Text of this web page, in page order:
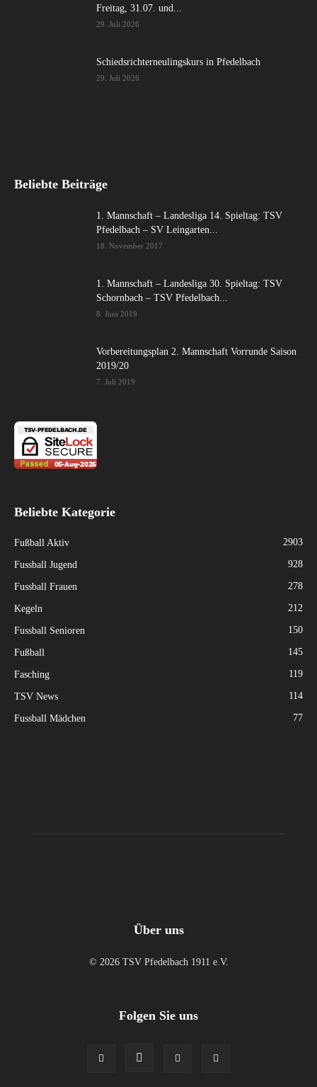
Freitag, 31.07. und...
29. Juli 2026
Schiedsrichterneulingskurs in Pfedelbach
29. Juli 2026
Beliebte Beiträge
1. Mannschaft – Landesliga 14. Spieltag: TSV
Pfedelbach – SV Leingarten...
18. November 2017
1. Mannschaft – Landesliga 30. Spieltag: TSV
Schornbach – TSV Pfedelbach...
8. Juni 2019
Vorbereitungsplan 2. Mannschaft Vorrunde Saison
2019/20
7. Juli 2019
Beliebte Kategorie
Fußball Aktiv 2903
Fussball Jugend 928
Fussball Frauen 278
Kegeln 212
Fussball Senioren 150
Fußball 145
Fasching 119
TSV News 114
Fussball Mädchen 77
Über uns
© 2026 TSV Pfedelbach 1911 e.V.
Folgen Sie uns